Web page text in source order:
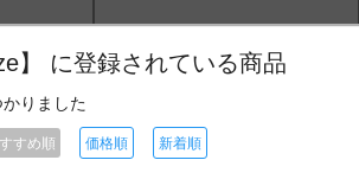
】 に登録されている商品
りました
すめ順 価格順 新着順